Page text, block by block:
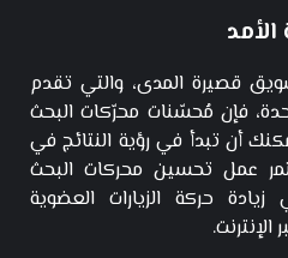
قصيرة المدى، والتي تقدم
فإن مُحسّنات محرّكات البحث
أن تبدأ في رؤية النتائج في
عمل تحسين محركات البحث
حركة الزيارات العضوية
الإنترنت.